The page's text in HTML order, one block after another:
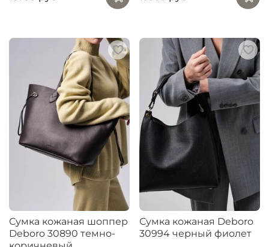
Сумка кожаная шоппер
Deboro 30890 темно-
Сумка кожаная Deboro
30994 черный фиолет